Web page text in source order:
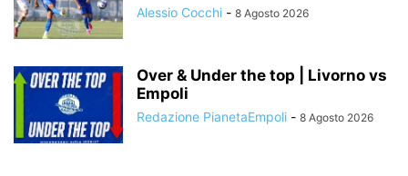
Alessio Cocchi - 8 Agosto 2026
Over & Under the top | Livorno vs
Empoli
Redazione PianetaEmpoli - 8 Agosto 2026